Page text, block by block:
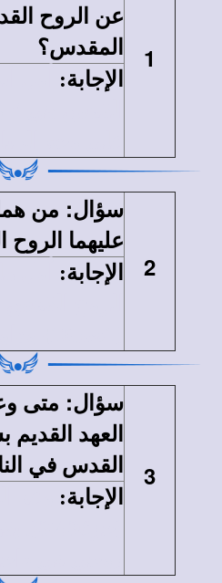
1
عن الروح
المقدس؟
الإجابة:
2
سؤال: من
عليهما
الإجابة:
3
سؤال: متى
العهد
القدس في
الإجابة: